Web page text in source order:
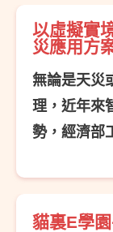
以虛擬實
災應用方
無論是天災
理，近年來
勢，經濟部
貓裏E學